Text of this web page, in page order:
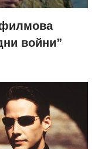
войни”